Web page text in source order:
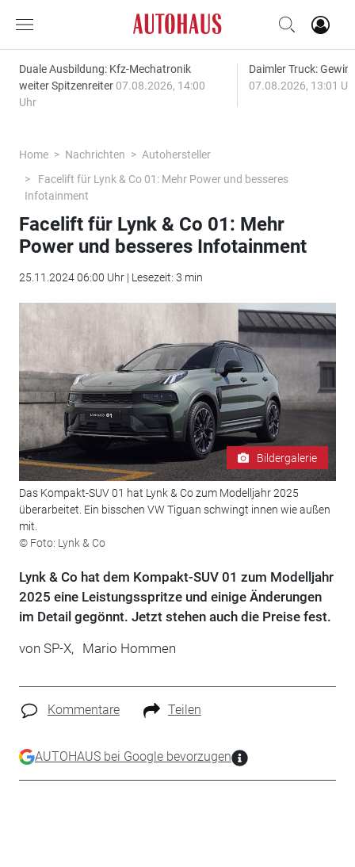
Duale Ausbildung: Kfz-Mechatronik
weiter Spitzenreiter 07.08.2026, 14:00
Uhr
Daimler Truck:
07.08.2026, 13:01
Home Nachrichten
Autohersteller
Facelift für Lynk & Co 01: Mehr Power und besseres
Infotainment
Facelift für Lynk & Co 01: Mehr
Power und besseres Infotainment
25.11.2024 06:00 Uhr | Lesezeit: 3 min
Bildergalerie
Das Kompakt-SUV 01 hat Lynk & Co zum Modelljahr 2025
überarbeitet. Ein bisschen VW Tiguan schwingt innen wie außen
mit.
© Foto: Lynk & Co
Lynk & Co hat dem Kompakt-SUV 01 zum Modelljahr
2025 eine Leistungsspritze und einige Änderungen
im Detail gegönnt. Jetzt stehen auch die Preise fest.
von SP-X, Mario Hommen
Kommentare Teilen
AUTOHAUS bei Google bevorzugen